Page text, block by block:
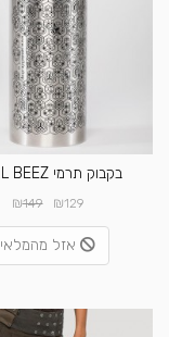
בקבוק תרמי S.O.L BEEZ
₪129
₪149
אזל מהמלאי